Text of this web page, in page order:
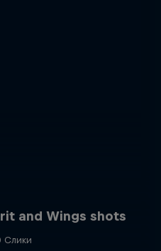
and Wings shots
Слики